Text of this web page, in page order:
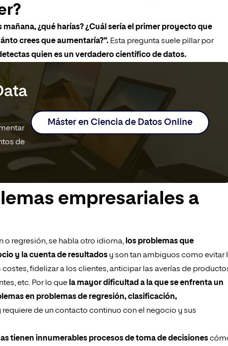
¿qué harías? ¿Cuál sería el primer proyecto que
crees que aumentaría?”. Esta pregunta suele pillar por
quien es un verdadero científico de datos.
de
Máster en Ciencia de Datos Online
empresariales a
o regresión, se habla otro idioma, los problemas que
y la cuenta de resultados y son tan ambiguos como evitar
fidelizar a los clientes, anticipar las averías de
etc. Por lo que la mayor dificultad a la que se enfrenta un
en problemas de regresión, clasificación,
requiere de un contacto continuo con el negocio y sus
tienen innumerables procesos de toma de decisiones